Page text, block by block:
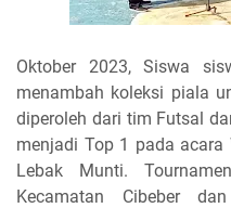
Oktober 2023, Siswa
menambah koleksi piala
diperoleh dari tim Futsal
menjadi Top 1 pada
Lebak Munti.
Kecamatan Cibeber